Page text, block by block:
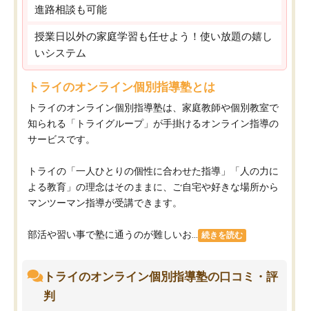
進路相談も可能
授業日以外の家庭学習も任せよう！使い放題の嬉し
いシステム
トライのオンライン個別指導塾とは
トライのオンライン個別指導塾は、家庭教師や個別教室で
知られる「トライグループ」が手掛けるオンライン指導の
サービスです。
トライの「一人ひとりの個性に合わせた指導」「人の力に
よる教育」の理念はそのままに、ご自宅や好きな場所から
マンツーマン指導が受講できます。
部活や習い事で塾に通うのが難しいお... 続きを読む
トライのオンライン個別指導塾の口コミ・評
判